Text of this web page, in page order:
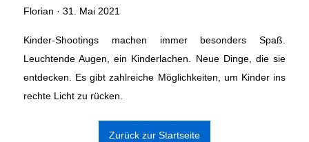
Florian · Veröffentlicht
31. Mai 2021
Kinder-Shootings machen immer besonders Spaß.
Leuchtende Augen, ein Kinderlachen. Neue Dinge, die sie
entdecken. Es gibt zahlreiche Möglichkeiten, um Kinder ins
rechte Licht zu rücken.
Zurück zur Startseite